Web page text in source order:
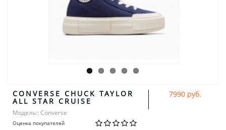
CONVERSE CHUCK TAYLOR
ALL STAR CRUISE
Модель:: Converse
Оценка покупателей
7990 руб.